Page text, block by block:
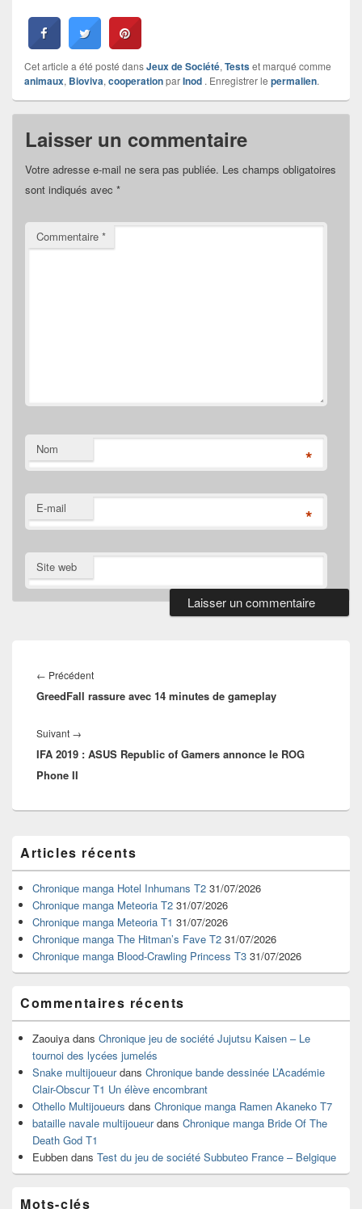
Cet article a été posté dansJeux de Société,Testset marqué comme
animaux, Bioviva,cooperationparInod . Enregistrer le permalien.
Laisser un commentaire
Votre adresse e-mail ne sera pas publiée. Les champs obligatoires
sont indiqués avec *
Commentaire *
Nom *
E-mail *
Site web
de
l’article
← PrécédentArticle
précédent :
GreedFall rassure avec 14 minutes de gameplay
Suivant →
suivant :
IFA 2019 : ASUS Republic of Gamers annonce le ROG
Phone II
principale
de
widget
pour
barre
latérale
Articles récents
Chronique manga Hotel Inhumans T2 31/07/2026
Chronique manga Meteoria T2 31/07/2026
Chronique manga Meteoria T1 31/07/2026
Chronique manga The Hitman’s Fave T2 31/07/2026
Chronique manga Blood-Crawling Princess T3 31/07/2026
Commentaires récents
Zaouiya dans Chronique jeu de société Jujutsu Kaisen – Le
tournoi des lycées jumelés
Snake multijoueurdans Chronique bande dessinée L’Académie
Clair-Obscur T1 Un élève encombrant
Othello Multijoueurs dans Chronique manga Ramen Akaneko T7
bataille navale multijoueurdans Chronique manga Bride Of The
Death God T1
Eubben dans Test du jeu de société Subbuteo France – Belgique
Mots-clés